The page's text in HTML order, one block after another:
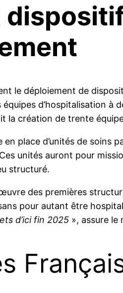
le déploiement de
d’hospitalisation
la création de trente
place d’unités de soins
unités auront pour
structuré.
des premières
pour autant être
d’ici fin 2025 », assure le